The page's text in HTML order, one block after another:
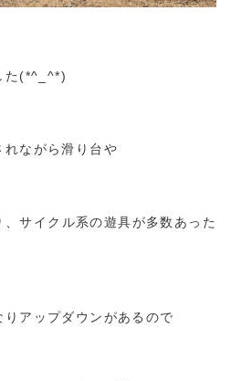
た(*^_^*)
ながら滑り台や
サイクル系の遊具が多数あった
アップダウンがあるので